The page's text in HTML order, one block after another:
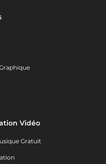
Vidéo
Gratuit